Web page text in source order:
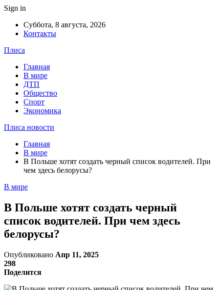
Sign in
Суббота, 8 августа, 2026
Контакты
Плиса
Главная
В мире
ДТП
Общество
Спорт
Экономика
Плиса новости
Главная
В мире
В Польше хотят создать черный список водителей. При
чем здесь белорусы?
В мире
В Польше хотят создать черный
список водителей. При чем здесь
белорусы?
Опубликовано Апр 11, 2025
298
Поделится